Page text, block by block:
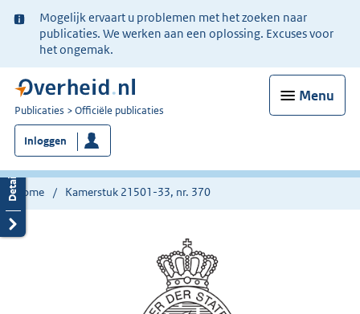
Ter
informatie:
Mogelijk ervaart u problemen met het zoeken naar
publicaties. We werken aan een oplossing. Excuses voor
het ongemak.
Menu
U
bent
nu
hier:
Publicaties Officiële publicaties
Inloggen
Home Kamerstuk 21501-33, nr. 370